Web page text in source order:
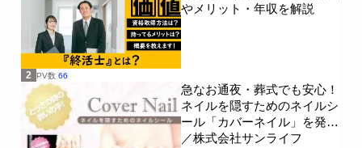
やメリット・年収を解説
2 PV数 66
急なお通夜・葬式でも安心！
ネイルを隠すためのネイルシ
ール「カバーネイル」を発売
／株式会社サンライフ